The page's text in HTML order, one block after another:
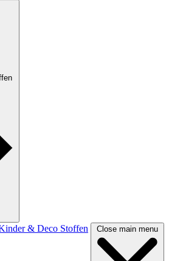
& Deco Stoffen Close main menu